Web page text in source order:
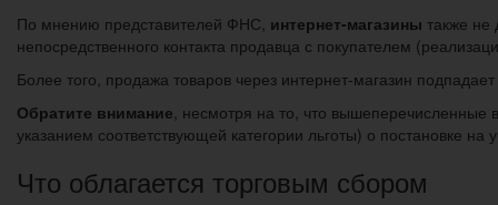
По мнению представителей ФНС, интернет-магазины также не
непосредственного контакта продавца с покупателем
Более того, продажа товаров через интернет-магазин
Обратите внимание , несмотря на то, что
указанием соответствующей категории льготы) о постановке
Что облагается торговым сбором